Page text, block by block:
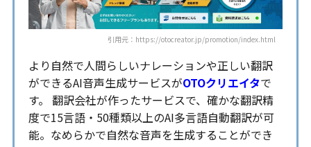
引用元：https://otocreator.jp/promotion/index.html
より自然で人間らしいナレーションや正しい翻訳
ができるAI音声生成サービスがOTOクリエイタで
す。 翻訳会社が作ったサービスで、確かな翻訳精
度で15言語・50種類以上のAI多言語自動翻訳が可
能。なめらかで自然な音声を生成することができ